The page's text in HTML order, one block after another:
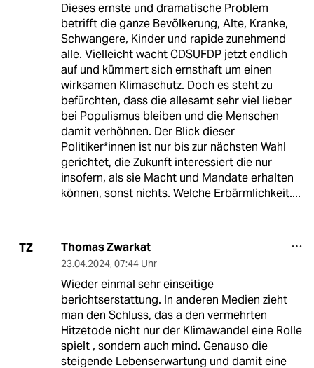
Dieses ernste und dramatische Problem
betrifft die ganze Bevölkerung, Alte, Kranke,
Schwangere, Kinder und rapide zunehmend
alle. Vielleicht wacht CDSUFDP jetzt endlich
auf und kümmert sich ernsthaft um einen
wirksamen Klimaschutz. Doch es steht zu
befürchten, dass die allesamt sehr viel lieber
bei Populismus bleiben und die Menschen
damit verhöhnen. Der Blick dieser
Politiker*innen ist nur bis zur nächsten Wahl
gerichtet, die Zukunft interessiert die nur
insofern, als sie Macht und Mandate erhalten
können, sonst nichts. Welche Erbärmlichkeit....
TZ Thomas Zwarkat
23.04.2024, 07:44 Uhr
Wieder einmal sehr einseitige
berichtserstattung. In anderen Medien zieht
man den Schluss, das a den vermehrten
Hitzetode nicht nur der Klimawandel eine Rolle
spielt , sondern auch mind. Genauso die
steigende Lebenserwartung und damit eine